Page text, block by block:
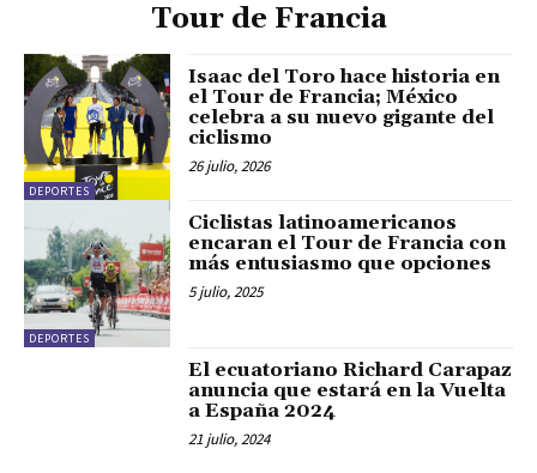
Tour de Francia
DEPORTES
Isaac del Toro hace historia en
el Tour de Francia; México
celebra a su nuevo gigante del
ciclismo
26 julio, 2026
DEPORTES
Ciclistas latinoamericanos
encaran el Tour de Francia con
más entusiasmo que opciones
5 julio, 2025
El ecuatoriano Richard Carapaz
anuncia que estará en la Vuelta
a España 2024
21 julio, 2024